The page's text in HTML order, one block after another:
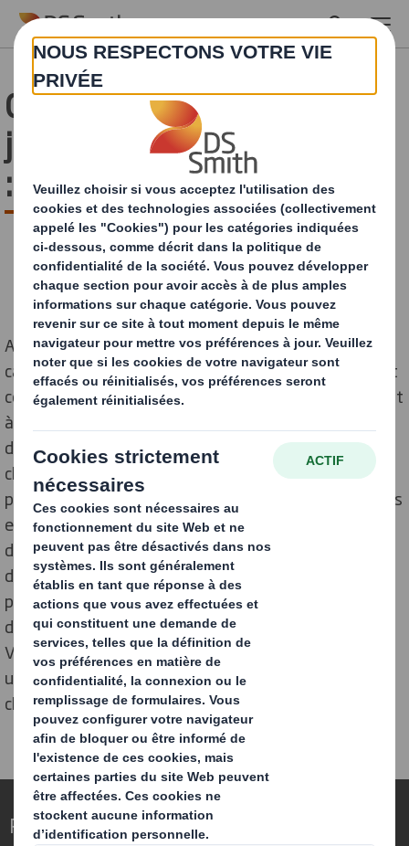
Skip to main content
Contoire Hamel dans le
journal quotidien régional
: Le Courrier Picard
Aude Collina L'engagement de la papeterie et
cartonnerie DS Smith en faveur de l'environnement est
concret. L'usine aux 300 employés, dont 240 en contrat
à durée indéterminée (CDI), possède sa propre station
d'épuration, bientôt sa
chaudière écologique, et récupère le carton pour en
produire de nouveaux. Cette année, cinq ruches peintes
en orange - la couleur de DS Smith - et ornées de
drapeaux - dont celui du Royaume-Uni, son pays
d'origine - ont été installées sur les hauteurs du site
picard. Une nouvelle pierre à l'édifice de la conservation
de la planète bleue a été apportée cet automne.
Virginie Depuydt, assistante de direction, a contacté
une dizaine d'écoles du secteur pour prendre part à un
challenge. Pour en savoir plus...
Repenser l’emballage pour un monde qui